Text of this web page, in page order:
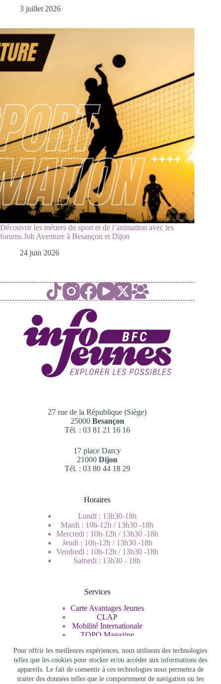
Pour offrir les meilleures expériences, nous utilisons des technologies
telles que les cookies pour stocker et/ou accéder aux informations des
appareils. Le fait de consentir à ces technologies nous permettra de
traiter des données telles que le comportement de navigation ou les
3 juillet 2026
Découvrir les métiers du sport et de l’animation avec les
forums Job Aventure à Besançon et Dijon
24 juin 2026
27 rue de la République (Siège)
25000 Besançon
Tél. : 03 81 21 16 16
17 place Darcy
21000Dijon
Tél. : 03 80 44 18 29
Horaires
Lundi : 13h30-18h
Mardi : 10h-12h / 13h30 -18h
Mercredi : 10h-12h / 13h30 -18h
Jeudi : 10h-12h / 13h30 -18h
Vendredi : 10h-12h / 13h30 -18h
Samedi : 13h30 - 18h
Services
Carte Avantages Jeunes
CLAP
Mobilité Internationale
TOPO Magazine
Rechercher